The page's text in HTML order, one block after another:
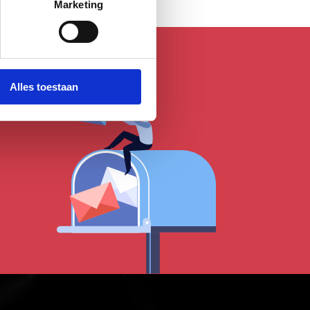
Marketing
Alles toestaan